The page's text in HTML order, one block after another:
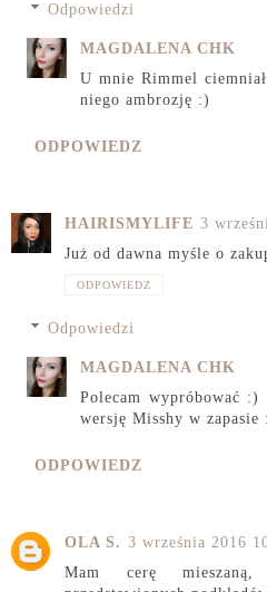
Odpowiedzi
MAGDALENA CHK
U mnie Rimmel
niego ambrozję :)
ODPOWIEDZ
HAIRISMYLIFE 3
Już od dawna myśle o
ODPOWIEDZ
Odpowiedzi
MAGDALENA CHK
Polecam wypróbować :)
wersję Misshy w zapasie
ODPOWIEDZ
OLA S. 3 września 2016
Mam cerę